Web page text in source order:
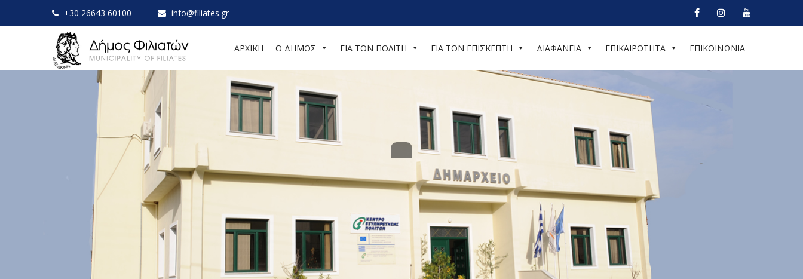
+30 26643 60100 info@filiates.gr
ΑΡΧΙΚΗ Ο ΔΗΜΟΣ ΓΙΑ ΤΟΝ ΠΟΛΙΤΗ ΓΙΑ ΤΟΝ ΕΠΙΣΚΕΠΤΗ ΔΙΑΦΑΝΕΙΑ ΕΠΙΚΑΙΡΟΤΗΤΑ ΕΠΙΚΟΙΝΩΝΙΑ